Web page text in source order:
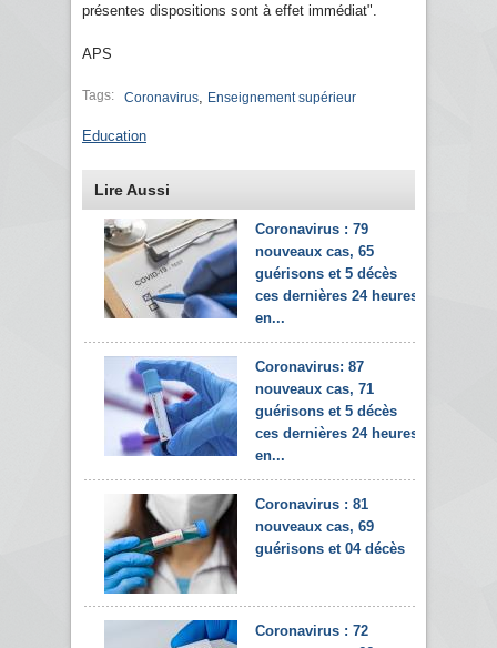
présentes dispositions sont à effet immédiat".
APS
Tags: Coronavirus Enseignement supérieur
Education
Lire Aussi
Coronavirus : 79
nouveaux cas, 65
guérisons et 5 décès
ces dernières 24 heures
en...
Coronavirus: 87
nouveaux cas, 71
guérisons et 5 décès
ces dernières 24 heures
en...
Coronavirus : 81
nouveaux cas, 69
guérisons et 04 décès
Coronavirus : 72